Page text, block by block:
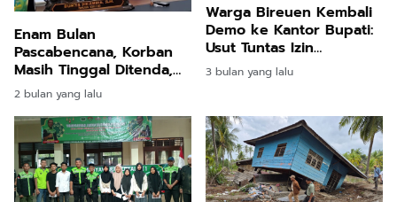
Enam Bulan
Pascabencana, Korban
Masih Tinggal Ditenda,
Surya Dharma
Pertanyakan Keseriusan
Bupati Bireuen
2 bulan yang lalu
Warga Bireuen Kembali
Demo ke Kantor Bupati:
Usut Tuntas Izin
Perkebunan Sawit
3 bulan yang lalu